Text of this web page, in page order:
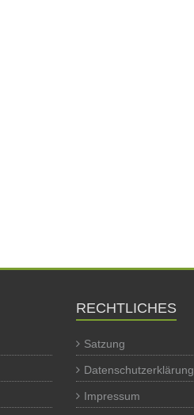
RECHTLICHES
Satzung
Datenschutzerklärung
Impressum